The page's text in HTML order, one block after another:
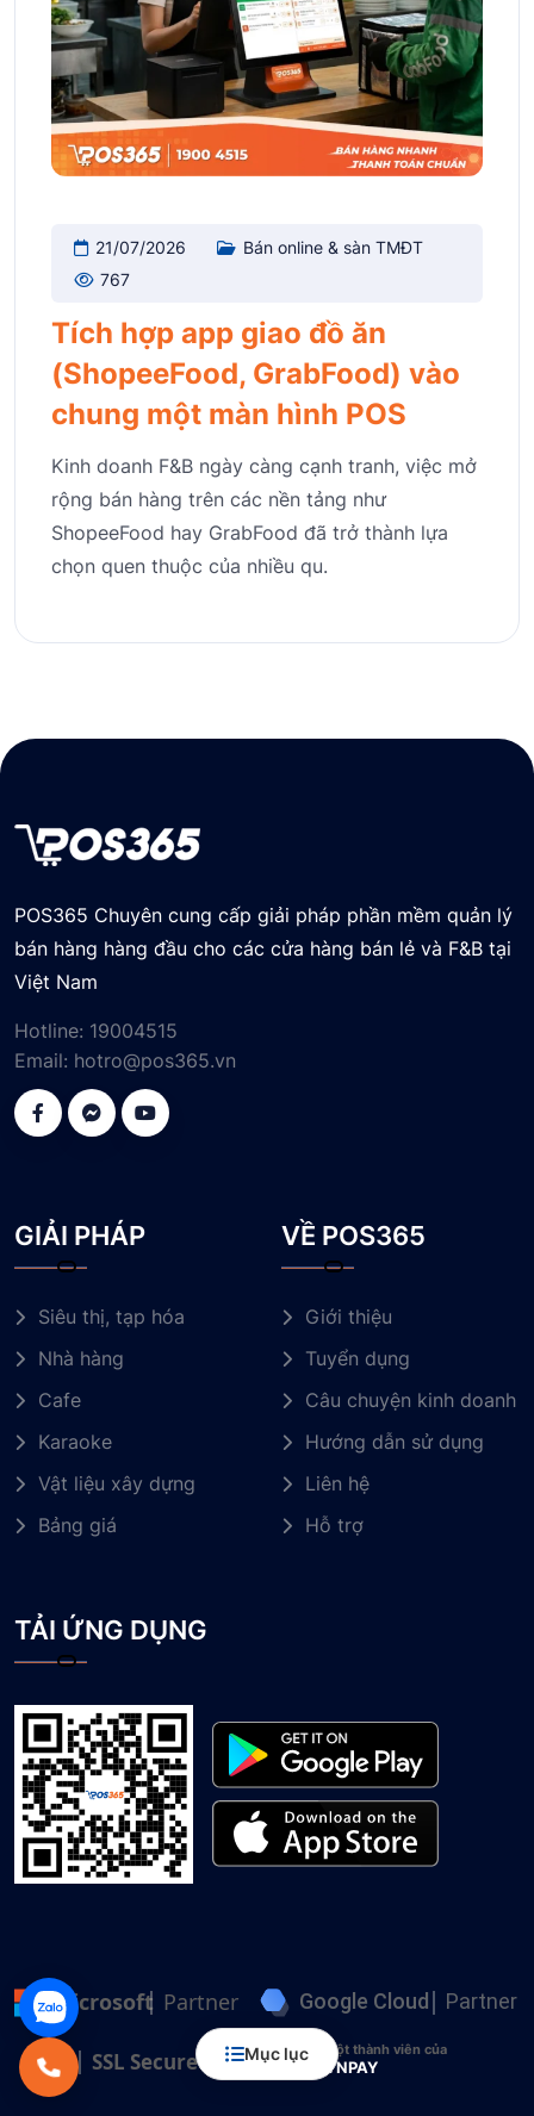
Mục lục
21/07/2026
Bán online & sàn TMĐT
767
Tích hợp app giao đồ ăn
(ShopeeFood, GrabFood) vào
chung một màn hình POS
Kinh doanh F&B ngày càng cạnh tranh, việc mở
rộng bán hàng trên các nền tảng như
ShopeeFood hay GrabFood đã trở thành lựa
chọn quen thuộc của nhiều qu.
POS365 Chuyên cung cấp giải pháp phần mềm quản lý
bán hàng hàng đầu cho các cửa hàng bán lẻ và F&B tại
Việt Nam
Hotline: 19004515
Email: hotro@pos365.vn
GIẢI PHÁP
Siêu thị, tạp hóa
Nhà hàng
Cafe
Karaoke
Vật liệu xây dựng
Bảng giá
VỀ POS365
Giới thiệu
Tuyển dụng
Câu chuyện kinh doanh
Hướng dẫn sử dụng
Liên hệ
Hỗ trợ
TẢI ỨNG DỤNG
Microsoft Partner Google Cloud Partner
SSL Secured Một thành viên của
VNPAY